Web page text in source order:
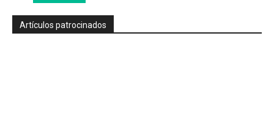
Artículos patrocinados